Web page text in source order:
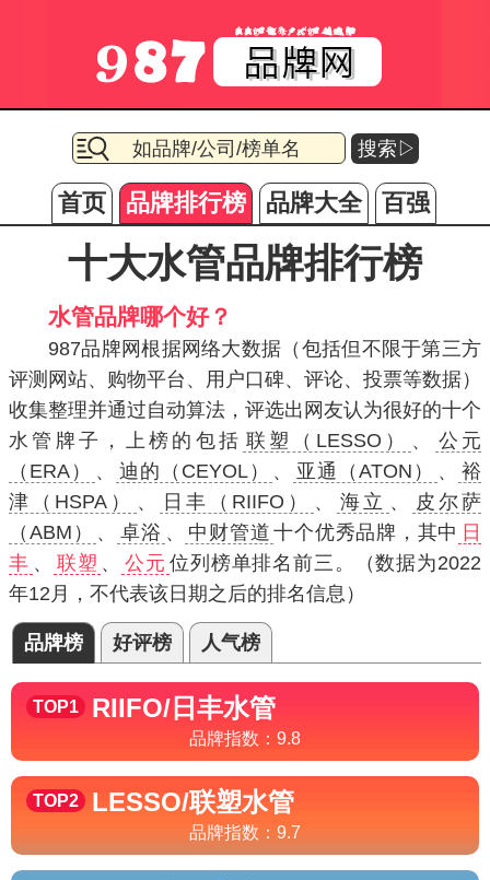
搜索▷
首页 品牌排行榜 品牌大全 百强
十大水管品牌排行榜
水管品牌哪个好？
987品牌网根据网络大数据（包括但不限于第三方
评测网站、购物平台、用户口碑、评论、投票等数据）
收集整理并通过自动算法，评选出网友认为很好的十个
水管牌子，上榜的包括 联塑（LESSO） 、
公元
（ERA）
、 迪的（CEYOL） 、 亚通（ATON） 、
裕
津（HSPA）
、 日丰（RIIFO） 、 海立 、
皮尔萨
（ABM）
、 卓浴 、 中财管道 十个优秀品牌，其中 日
丰 、 联塑 、 公元 位列榜单排名前三。（数据为2022
年12月，不代表该日期之后的排名信息）
品牌榜 好评榜 人气榜
TOP1 RIIFO/日丰水管
品牌指数： 9.8
TOP2 LESSO/联塑水管
品牌指数： 9.7